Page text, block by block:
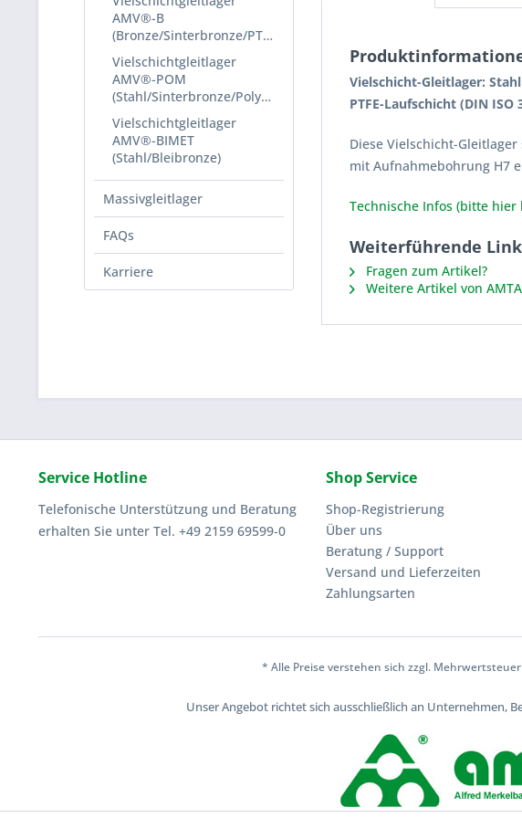
AMV®-B
(Bronze/Sinterbronze/PTFE)
Vielschichtgleitlager
AMV®-POM
(Stahl/Sinterbronze/Polyacetal)
Vielschichtgleitlager
AMV®-BIMET
(Stahl/Bleibronze)
Massivgleitlager
FAQs
Karriere
Vielschicht-Gleitlager:
PTFE-Laufschicht (DIN ISO
Diese Vielschicht-
mit Aufnahmebohrung H7
Technische Infos (bitte hier
Weiterführende
Fragen zum Artikel?
Weitere Artikel von
Service Hotline
Telefonische Unterstützung und Beratung
erhalten Sie unter Tel. +49 2159 69599-0
Shop Service
Shop-Registrierung
Über uns
Beratung / Support
Versand und Lieferzeiten
Zahlungsarten
* Alle Preise verstehen sich zzgl.
Unser Angebot richtet sich ausschließlich an Unternehmen,